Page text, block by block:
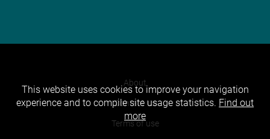
About
Contact Us
Terms of use
This website uses cookies to improve your navigation
experience and to compile site usage statistics. Find out
more